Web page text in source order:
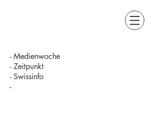
- Medienwoche
- Zeitpunkt
- Swissinfo
-